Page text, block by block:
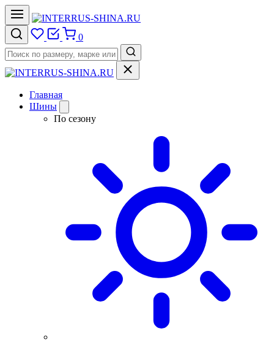
0
Главная
Шины
По сезону